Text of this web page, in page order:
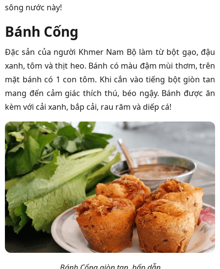
sông nước này!
Bánh Cống
Đặc sản của người Khmer Nam Bộ làm từ bột gạo, đậu
xanh, tôm và thịt heo. Bánh có màu đậm mùi thơm, trên
mặt bánh có 1 con tôm. Khi cắn vào tiếng bột giòn tan
mang đến cảm giác thích thú, béo ngậy. Bánh được ăn
kèm với cải xanh, bắp cải, rau răm và diếp cá!